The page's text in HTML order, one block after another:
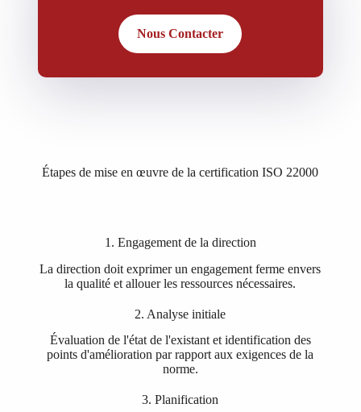
Nous Contacter
Étapes de mise en œuvre de la certification ISO 22000
1. Engagement de la direction
La direction doit exprimer un engagement ferme envers
la qualité et allouer les ressources nécessaires.
2. Analyse initiale
Évaluation de l'état de l'existant et identification des
points d'amélioration par rapport aux exigences de la
norme.
3. Planification